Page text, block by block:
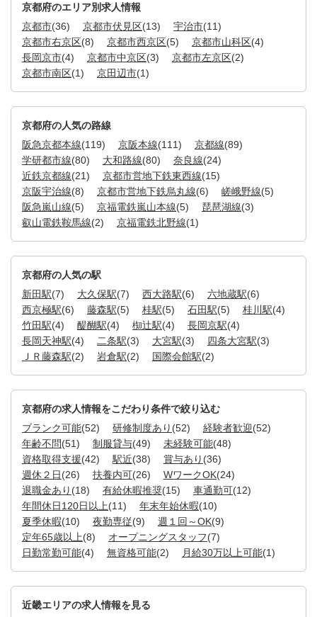
京都府のエリア別求人情報
京都市(36) 京都市伏見区(13) 宇治市(11)
京都市右京区(8) 京都市西京区(5) 京都市山科区(4)
長岡京市(4) 京都市中京区(3) 京都市左京区(2)
京都市南区(1) 京田辺市(1)
京都府の人気の路線
阪急京都本線(119) 京阪本線(111) 京都線(89)
学研都市線(80) 大和路線(80) 奈良線(24)
近鉄京都線(21) 京都市営地下鉄東西線(15)
京阪宇治線(8) 京都市営地下鉄烏丸線(6) 嵯峨野線(5)
阪急嵐山線(5) 京福電鉄嵐山本線(5) 琵琶湖線(3)
叡山電鉄鞍馬線(2) 京福電鉄北野線(1)
京都府の人気の駅
新田駅(7) 大久保駅(7) 西大路駅(6) 六地蔵駅(6)
西京極駅(6) 藤森駅(5) 桂駅(5) 石田駅(5) 桂川駅(4)
竹田駅(4) 醍醐駅(4) 椥辻駅(4) 長岡京駅(4)
長岡天神駅(4) 二条駅(3) 大宮駅(3) 四条大宮駅(3)
ＪＲ藤森駅(2) 岩倉駅(2) 国際会館駅(2)
京都府の求人情報をこだわり条件で絞り込む
ブランク可能(52) 研修制度あり (52) 経験者歓迎(52)
年齢不問(51) 制服貸与(49) 未経験可能(48)
資格取得支援(42) 駅近(38) 賞与あり (36)
週休２日(26) 扶養内可(26) WワークOK(24)
退職金あり (18) 有給休暇推奨(15) 車通勤可(12)
年間休日120日以上(11) 年末年始休暇(10)
夏季休暇(10) 夜勤専従(9) 週１回～OK(9)
定年65歳以上(8) オープニングスタッフ(7)
日勤常勤可能(4) 無資格可能(2) 月給30万以上可能(1)
近畿エリアの求人情報を見る